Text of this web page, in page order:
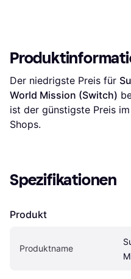
Der niedrigste Preis für
World Mission (Switch)
ist der günstigste Preis
Shops.
Spezifikationen
Produkt
Produktname